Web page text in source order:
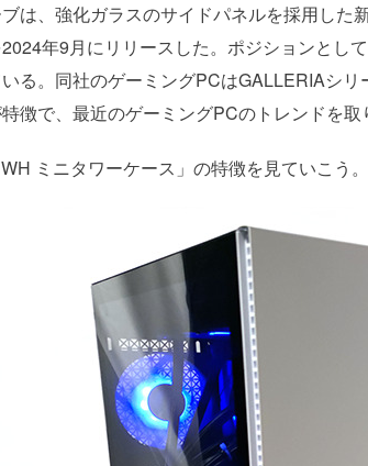
は、強化ガラスのサイドパネルを採用した
年9月にリリースした。ポジションとし
る。同社のゲーミングPCはGALLERIAシ
徴で、最近のゲーミングPCのトレンドを取
ミニタワーケース」の特徴を見ていこう。